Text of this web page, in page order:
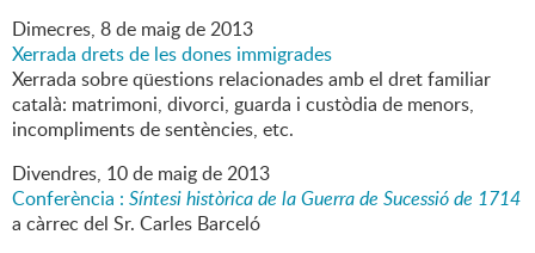
Dimecres, 8de maigde2013
Xerrada drets de les dones immigrades
Xerrada sobre qüestions relacionades amb el dret familiar
català: matrimoni, divorci, guarda i custòdia de menors,
incompliments de sentències, etc.
Divendres, 10de maigde2013
Conferència : Síntesi històrica de la Guerra de Sucessió de 1714
a càrrec del Sr. Carles Barceló